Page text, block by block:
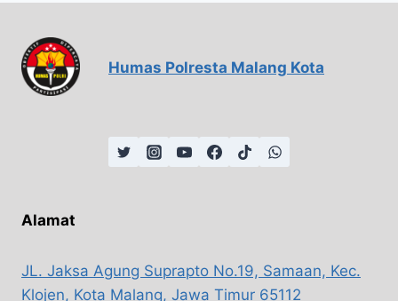
Humas Polresta Malang Kota
Alamat
JL. Jaksa Agung Suprapto No.19, Samaan, Kec.
Klojen, Kota Malang, Jawa Timur 65112